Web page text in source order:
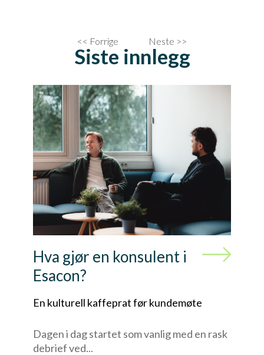
<< Forrige Neste >>
Siste innlegg
Hva gjør en konsulent i
Esacon?
En kulturell kaffeprat før kundemøte
Dagen i dag startet som vanlig med en rask
debrief ved...